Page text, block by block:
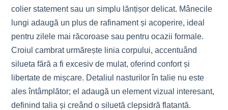
colier statement sau un simplu lănțișor delicat. Mânecile
lungi adaugă un plus de rafinament și acoperire, ideal
pentru zilele mai răcoroase sau pentru ocazii formale.
Croiul cambrat urmărește linia corpului, accentuând
silueta fără a fi excesiv de mulat, oferind confort și
libertate de mișcare. Detaliul nasturilor în talie nu este
ales întâmplător; el adaugă un element vizual interesant,
definind talia și creând o siluetă clepsidră flatantă.